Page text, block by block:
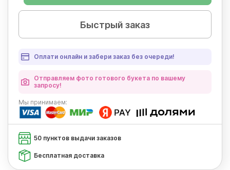
Быстрый заказ
Оплати онлайн и забери заказ без очереди!
Отправляем фото готового букета по вашему
запросу!
Мы принимаем:
50 пунктов выдачи заказов
Бесплатная доставка